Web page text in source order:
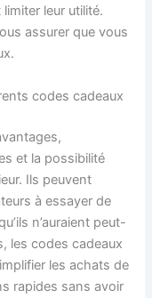
leur utilité.
assurer que vous
codes cadeaux
et la possibilité
Ils peuvent
à essayer de
n’auraient peut-
les codes cadeaux
les achats de
rapides sans avoir